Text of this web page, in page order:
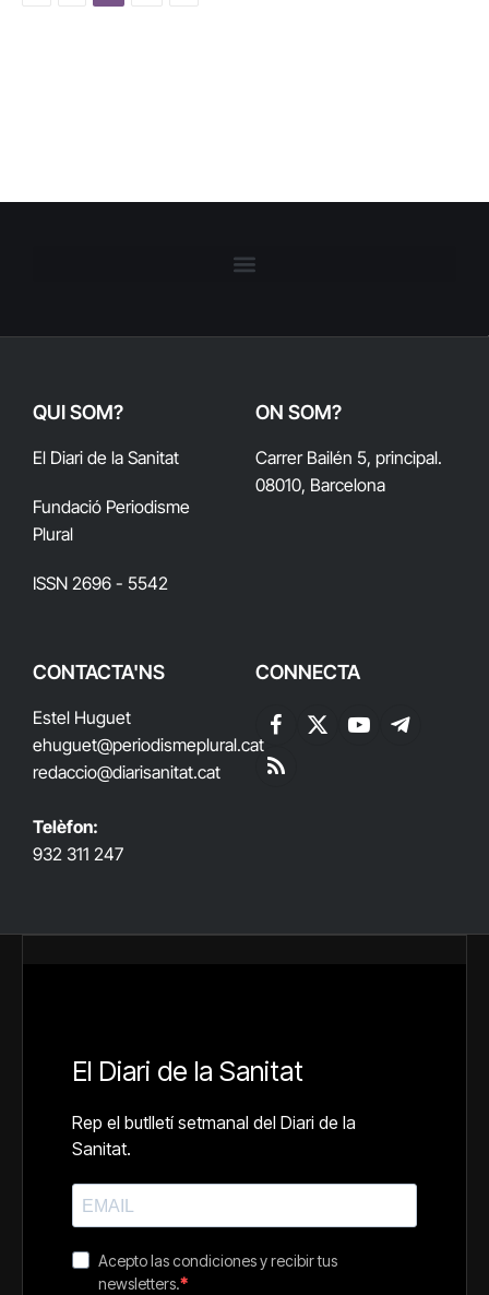
QUI SOM?
El Diari de la Sanitat
Fundació Periodisme
Plural
ISSN 2696 - 5542
ON SOM?
Carrer Bailén 5, principal.
08010, Barcelona
CONTACTA'NS
Estel Huguet
ehuguet@periodismeplural.cat
redaccio@diarisanitat.cat
Telèfon:
932 311 247
CONNECTA
Facebook
X
YouTubeTelegram
RSS